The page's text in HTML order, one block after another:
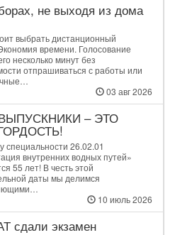
не выходя из дома
выбрать дистанционный
времени. Голосование
несколько минут без
отпрашиваться с работы или
03 авг 2026
– ЭТО
специальности 26.02.01
внутренних водных путей»
55 лет! В честь этой
даты мы делимся
10 июль 2026
сдали экзамен